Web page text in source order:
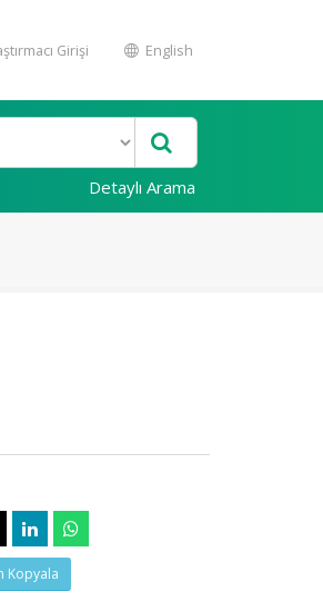
Girişi English
Detaylı Arama
Kopyala